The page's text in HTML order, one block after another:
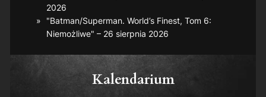
2026
"Batman/Superman. World’s Finest, Tom 6:
Niemożliwe" – 26 sierpnia 2026
Kalendarium